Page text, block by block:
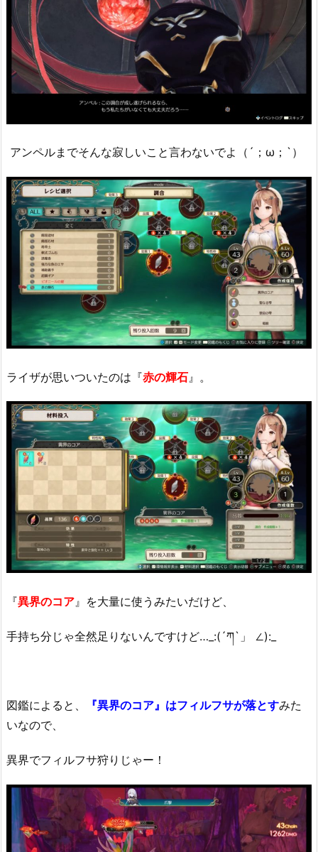
アンペルまでそんな寂しいこと言わないでよ（´；ω；`）
ライザが思いついたのは『赤の輝石 』。
『異界のコア 』を大量に使うみたいだけど、
手持ち分じゃ全然足りないんですけど…_:(´ཀ`」 ∠):_
図鑑によると、 『異界のコア』はフィルフサが落とすみた
いなので、
異界でフィルフサ狩りじゃー！